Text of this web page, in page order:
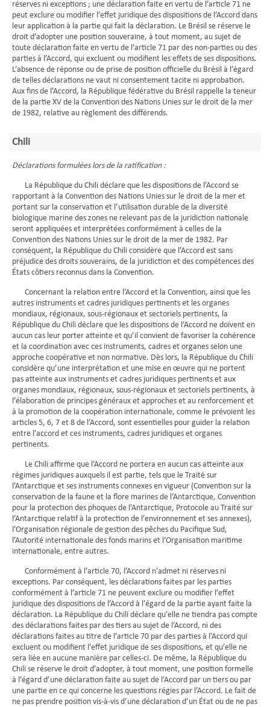
réserves ni exceptions ; une déclaration faite en vertu de l’article 71 ne
peut exclure ou modifier l’effet juridique des dispositions de l’Accord dans
leur application à la partie qui fait la déclaration. Le Brésil se réserve le
droit d’adopter une position souveraine, à tout moment, au sujet de
toute déclaration faite en vertu de l’article 71 par des non-parties ou des
parties à l’Accord, qui excluent ou modifient les effets de ses dispositions.
L’absence de réponse ou de prise de position officielle du Brésil à l’égard
de telles déclarations ne vaut ni consentement tacite ni approbation.
Aux fins de l’Accord, la République fédérative du Brésil rappelle la teneur
de la partie XV de la Convention des Nations Unies sur le droit de la mer
de 1982, relative au règlement des différends.
Chili
Déclarations formulées lors de la ratification :
La République du Chili déclare que les dispositions de l’Accord se
rapportant à la Convention des Nations Unies sur le droit de la mer et
portant sur la conservation et l’utilisation durable de la diversité
biologique marine des zones ne relevant pas de la juridiction nationale
seront appliquées et interprétées conformément à celles de la
Convention des Nations Unies sur le droit de la mer de 1982. Par
conséquent, la République du Chili considère que l’Accord est sans
préjudice des droits souverains, de la juridiction et des compétences des
États côtiers reconnus dans la Convention.
Concernant la relation entre l’Accord et la Convention, ainsi que les
autres instruments et cadres juridiques pertinents et les organes
mondiaux, régionaux, sous-régionaux et sectoriels pertinents, la
République du Chili déclare que les dispositions de l’Accord ne doivent en
aucun cas leur porter atteinte et qu’il convient de favoriser la cohérence
et la coordination avec ces instruments, cadres et organes selon une
approche coopérative et non normative. Dès lors, la République du Chili
considère qu’une interprétation et une mise en œuvre qui ne portent
pas atteinte aux instruments et cadres juridiques pertinents et aux
organes mondiaux, régionaux, sous-régionaux et sectoriels pertinents, à
l’élaboration de principes généraux et approches et au renforcement et
à la promotion de la coopération internationale, comme le prévoient les
articles 5, 6, 7 et 8 de l’Accord, sont essentielles pour guider la relation
entre l’accord et ces instruments, cadres juridiques et organes
pertinents.
Le Chili affirme que l’Accord ne portera en aucun cas atteinte aux
régimes juridiques auxquels il est partie, tels que le Traité sur
l’Antarctique et ses instruments connexes en vigueur (Convention sur la
conservation de la faune et la flore marines de l’Antarctique, Convention
pour la protection des phoques de l’Antarctique, Protocole au Traité sur
l’Antarctique relatif à la protection de l’environnement et ses annexes),
l’Organisation régionale de gestion des pêches du Pacifique Sud,
l’Autorité internationale des fonds marins et l’Organisation maritime
internationale, entre autres.
Conformément à l’article 70, l’Accord n’admet ni réserves ni
exceptions. Par conséquent, les déclarations faites par les parties
conformément à l’article 71 ne peuvent exclure ou modifier l’effet
juridique des dispositions de l’Accord à l’égard de la partie ayant faite la
déclaration. La République du Chili déclare qu’elle ne tiendra pas compte
des déclarations faites par des tiers au sujet de l’Accord, ni des
déclarations faites au titre de l’article 70 par des parties à l’Accord qui
excluent ou modifient l’effet juridique de ses dispositions, et qu’elle ne
sera liée en aucune manière par celles-ci. De même, la République du
Chili se réserve le droit d’adopter, à tout moment, une position formelle
à l’égard d’une déclaration faite au sujet de l’Accord par un tiers ou par
une partie en ce qui concerne les questions régies par l’Accord. Le fait de
ne pas prendre position vis-à-vis d’une déclaration d’un État ou de ne pas